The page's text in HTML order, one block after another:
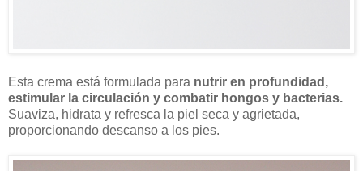
Esta crema está formulada para nutrir en profundidad,
estimular la circulación y combatir hongos y bacterias.
Suaviza, hidrata y refresca la piel seca y agrietada,
proporcionando descanso a los pies.